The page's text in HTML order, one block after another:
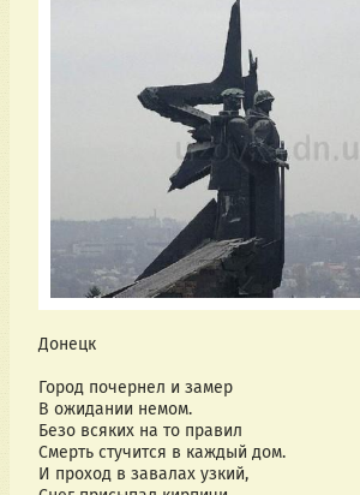
Донецк
Город почернел и замер
В ожидании немом.
Безо всяких на то правил
Смерть стучится в каждый дом.
И проход в завалах узкий,